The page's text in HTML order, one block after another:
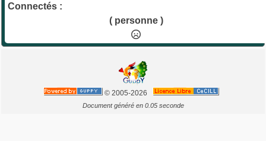
Connectés :
( personne )
© 2005-2026
Document généré en 0.05 seconde